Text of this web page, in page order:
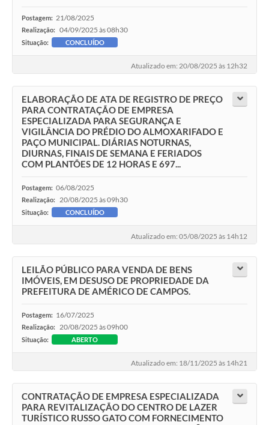
Postagem: 21/08/2025
Realização: 04/09/2025 às 08h30
Situação: CONCLUÍDO
Atualizado em: 20/08/2025 às 12h32
ELABORAÇÃO DE ATA DE REGISTRO DE PREÇO
PARA CONTRATAÇÃO DE EMPRESA
ESPECIALIZADA PARA SEGURANÇA E
VIGILÂNCIA DO PRÉDIO DO ALMOXARIFADO E
PAÇO MUNICIPAL. DIÁRIAS NOTURNAS,
DIURNAS, FINAIS DE SEMANA E FERIADOS
COM PLANTÕES DE 12 HORAS E 697...
Postagem: 06/08/2025
Realização: 20/08/2025 às 09h30
Situação: CONCLUÍDO
Atualizado em: 05/08/2025 às 14h12
LEILÃO PÚBLICO PARA VENDA DE BENS
IMÓVEIS, EM DESUSO DE PROPRIEDADE DA
PREFEITURA DE AMÉRICO DE CAMPOS.
Postagem: 16/07/2025
Realização: 20/08/2025 às 09h00
Situação: ABERTO
Atualizado em: 18/11/2025 às 14h21
CONTRATAÇÃO DE EMPRESA ESPECIALIZADA
PARA REVITALIZAÇÃO DO CENTRO DE LAZER
TURÍSTICO RUSSO GATO COM FORNECIMENTO